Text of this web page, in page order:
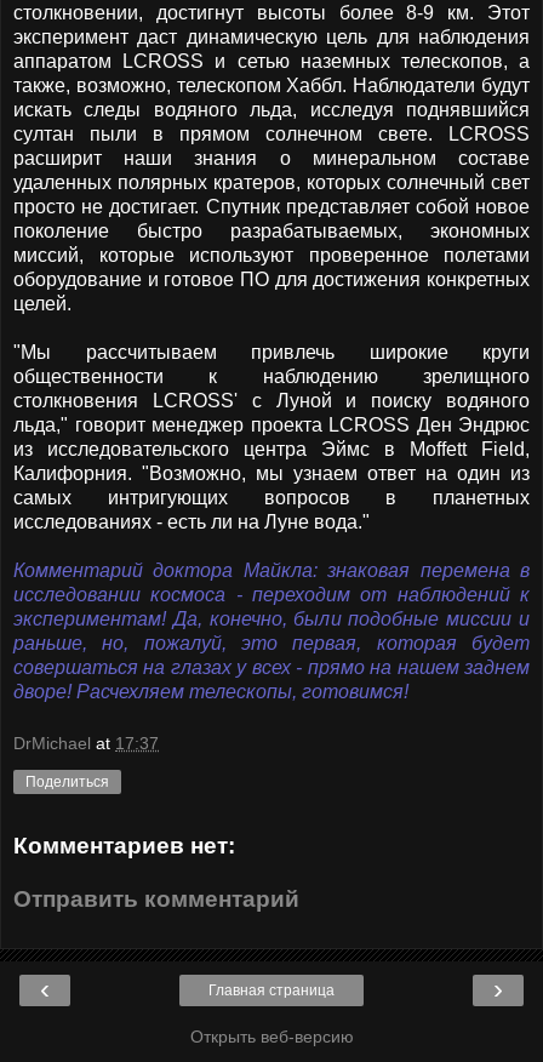
столкновении, достигнут высоты более 8-9 км. Этот
эксперимент даст динамическую цель для наблюдения
аппаратом LCROSS и сетью наземных телескопов, а
также, возможно, телескопом Хаббл. Наблюдатели будут
искать следы водяного льда, исследуя поднявшийся
султан пыли в прямом солнечном свете. LCROSS
расширит наши знания о минеральном составе
удаленных полярных кратеров, которых солнечный свет
просто не достигает. Спутник представляет собой новое
поколение быстро разрабатываемых, экономных
миссий, которые используют проверенное полетами
оборудование и готовое ПО для достижения конкретных
целей.
"Мы рассчитываем привлечь широкие круги
общественности к наблюдению зрелищного
столкновения LCROSS' с Луной и поиску водяного
льда," говорит менеджер проекта LCROSS Ден Эндрюс
из исследовательского центра Эймс в Moffett Field,
Калифорния. "Возможно, мы узнаем ответ на один из
самых интригующих вопросов в планетных
исследованиях - есть ли на Луне вода."
Комментарий доктора Майкла: знаковая перемена в
исследовании космоса - переходим от наблюдений к
экспериментам! Да, конечно, были подобные миссии и
раньше, но, пожалуй, это первая, которая будет
совершаться на глазах у всех - прямо на нашем заднем
дворе! Расчехляем телескопы, готовимся!
DrMichael at 17:37
Поделиться
Комментариев нет:
Отправить комментарий
‹ ›
Главная страница
Открыть веб-версию